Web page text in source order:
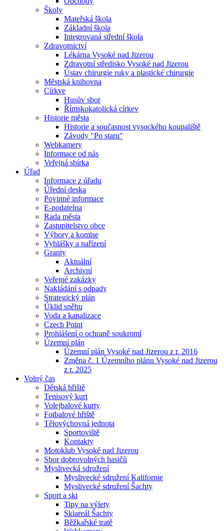
Školy
Mateřská škola
Základní škola
Integrovaná střední škola
Zdravotnictví
Lékárna Vysoké nad Jizerou
Zdravotní středisko Vysoké nad Jizerou
Ústav chirurgie ruky a plastické chirurgie
Městská knihovna
Církve
Husův sbor
Římskokatolická církev
Historie města
Historie a současnost vysockého koupaliště
Závody "Po staru"
Webkamery
Informace od nás
Veřejná sbírka
Úřad
Informace z úřadu
Úřední deska
Povinné informace
E-podatelna
Rada města
Zastupitelstvo obce
Výbory a komise
Vyhlášky a nařízení
Granty
Aktuální
Archivní
Veřejné zakázky
Nakládání s odpady
Strategický plán
Úklid sněhu
Voda a kanalizace
Czech Point
Prohlášení o ochraně soukromí
Územní plán
Územní plán Vysoké nad Jizerou z r. 2016
Změna č. 1 Územního plánu Vysoké nad Jizerou
z r. 2025
Volný čas
Dětská hřiště
Tenisový kurt
Volejbalové kurty
Fotbalové hřiště
Tělovýchovná jednota
Sportoviště
Kontakty
Motoklub Vysoké nad Jizerou
Sbor dobrovolných hasičů
Myslivecká sdružení
Myslivecké sdružení Kalifornie
Myslivecké sdružení Šachty
Sport a ski
Tipy na výlety
Skiareál Šachty
Běžkařské tratě